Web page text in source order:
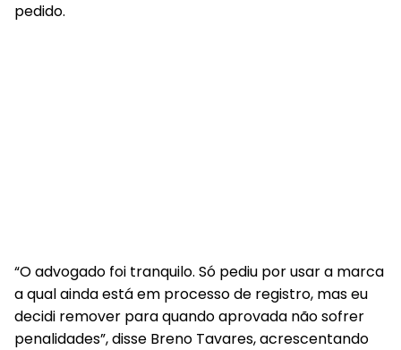
pedido.
“O advogado foi tranquilo. Só pediu por usar a marca
a qual ainda está em processo de registro, mas eu
decidi remover para quando aprovada não sofrer
penalidades”, disse Breno Tavares, acrescentando